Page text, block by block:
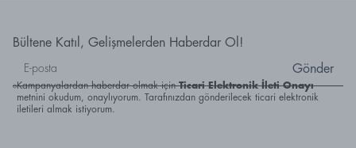
Bültene Katıl, Gelişmelerden Haberdar Ol!
Gönder
Kampanyalardan haberdar olmak için Ticari Elektronik İleti Onayı
metnini okudum, onaylıyorum. Tarafınızdan gönderilecek ticari elektronik
iletileri almak istiyorum.